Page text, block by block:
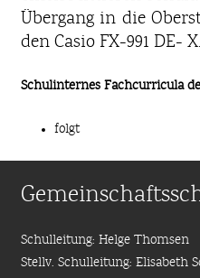
Übergang in die
den Casio FX-991 DE- X.
Schulinternes Fachcurricula
folgt
Schulleitung: Helge Thomsen
Stellv. Schulleitung: Elisabeth